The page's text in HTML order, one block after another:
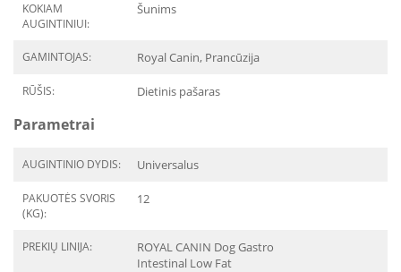
KOKIAM
AUGINTINIUI:
Šunims
GAMINTOJAS: Royal Canin, Prancūzija
RŪŠIS: Dietinis pašaras
Parametrai
AUGINTINIO DYDIS: Universalus
PAKUOTĖS SVORIS
(KG):
12
PREKIŲ LINIJA:
ROYAL CANIN Dog Gastro
Intestinal Low Fat